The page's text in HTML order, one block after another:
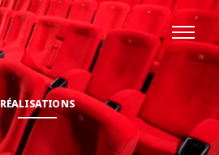
RÉALISATIONS